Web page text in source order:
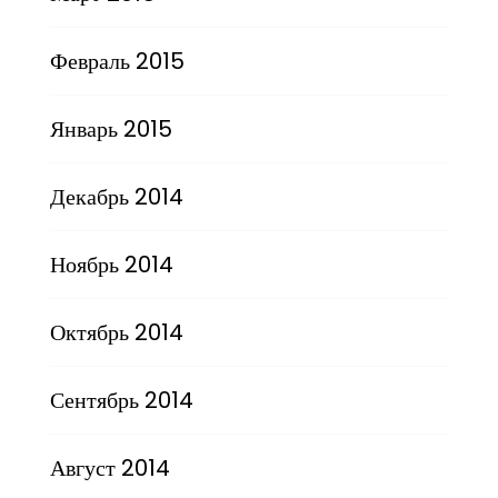
Февраль 2015
Январь 2015
Декабрь 2014
Ноябрь 2014
Октябрь 2014
Сентябрь 2014
Август 2014